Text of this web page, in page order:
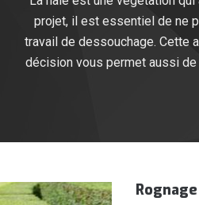
projet, il est essentiel de ne
travail de dessouchage. Cette
décision vous permet aussi de